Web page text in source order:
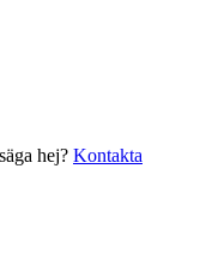
hej? Kontakta